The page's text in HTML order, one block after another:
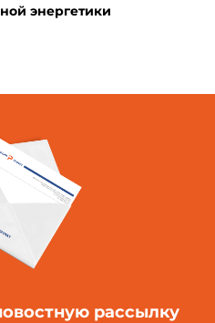
энергетики
рассылку